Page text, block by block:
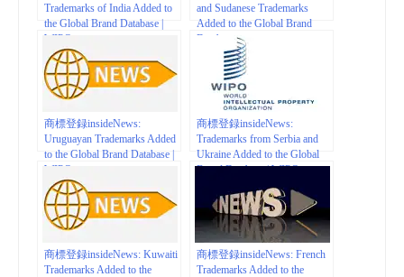
Trademarks of India Added to
the Global Brand Database |
WIPO
and Sudanese Trademarks
Added to the Global Brand
Database
商標登録insideNews:
Uruguayan Trademarks Added
to the Global Brand Database |
WIPO
商標登録insideNews:
Trademarks from Serbia and
Ukraine Added to the Global
Brand Database | WIPO
商標登録insideNews: Kuwaiti
Trademarks Added to the
商標登録insideNews: French
Trademarks Added to the